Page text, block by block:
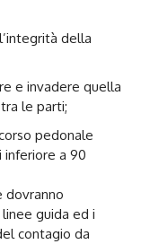
della
e invadere quella
le parti;
pedonale
inferiore a 90
dovranno
guida ed i
contagio da